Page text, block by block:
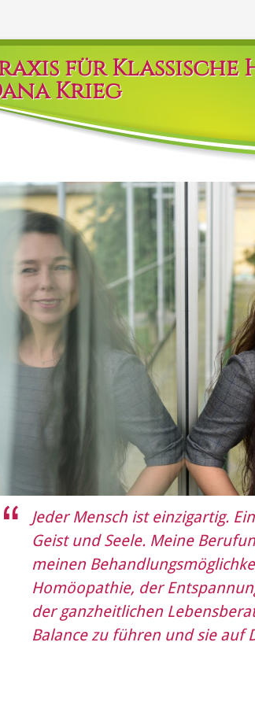
für Klassische
Krieg
Jeder Mensch ist einzigartig.
Geist und Seele. Meine
meinen
Homöopathie, der
der ganzheitlichen
Balance zu führen und sie auf